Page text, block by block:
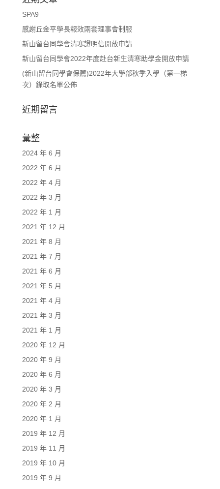
SPA9
感謝丘金平學長報效兩套理事會制服
新山留台同學會清寒證明信開放申請
新山留台同學會2022年度赴台新生清寒助學金開放申請
(新山留台同學會保薦)2022年大學部秋季入學（第一梯
次）錄取名單公佈
近期留言
彙整
2024 年 6 月
2022 年 6 月
2022 年 4 月
2022 年 3 月
2022 年 1 月
2021 年 12 月
2021 年 8 月
2021 年 7 月
2021 年 6 月
2021 年 5 月
2021 年 4 月
2021 年 3 月
2021 年 1 月
2020 年 12 月
2020 年 9 月
2020 年 6 月
2020 年 3 月
2020 年 2 月
2020 年 1 月
2019 年 12 月
2019 年 11 月
2019 年 10 月
2019 年 9 月